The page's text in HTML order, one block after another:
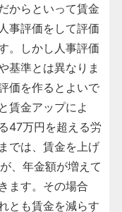
からといって賃金
事評価をして評価
。しかし人事評価
基準とは異なりま
価を作るとよいで
賃金アップによ
47万円を超える労
では、賃金を上げ
、年金額が増えて
ます。その場合
とも賃金を減らす